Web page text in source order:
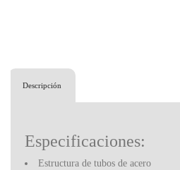
Descripción
Especificaciones:
Estructura de tubos de acero